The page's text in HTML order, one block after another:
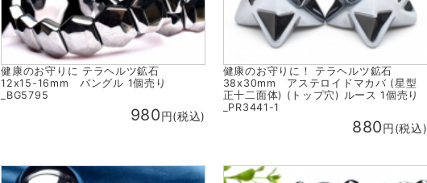
健康のお守りに テラヘルツ鉱石
12x15-16mm バングル 1個売り
_BG5795
980円(税込)
健康のお守りに！ テラヘルツ鉱石
38x30mm アステロイドマカバ (星型
正十二面体) (トップ穴) ルース 1個売り
_PR3441-1
880円(税込)